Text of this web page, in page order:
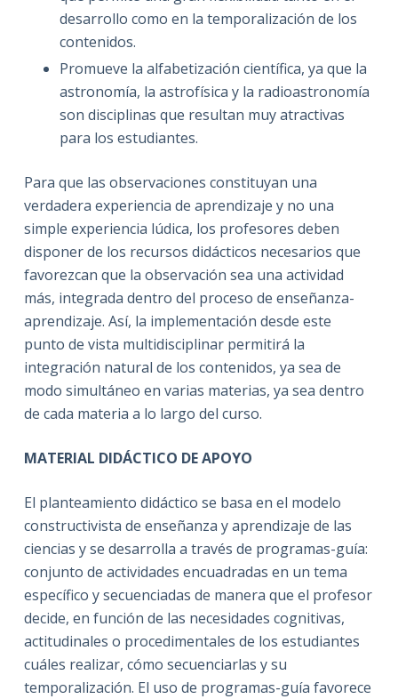
desarrollo como en la temporalización de los
contenidos.
Promueve la alfabetización científica, ya que la
astronomía, la astrofísica y la radioastronomía
son disciplinas que resultan muy atractivas
para los estudiantes.
Para que las observaciones constituyan una
verdadera experiencia de aprendizaje y no una
simple experiencia lúdica, los profesores deben
disponer de los recursos didácticos necesarios que
favorezcan que la observación sea una actividad
más, integrada dentro del proceso de enseñanza-
aprendizaje. Así, la implementación desde este
punto de vista multidisciplinar permitirá la
integración natural de los contenidos, ya sea de
modo simultáneo en varias materias, ya sea dentro
de cada materia a lo largo del curso.
MATERIAL DIDÁCTICO DE APOYO
El planteamiento didáctico se basa en el modelo
constructivista de enseñanza y aprendizaje de las
ciencias y se desarrolla a través de programas-guía:
conjunto de actividades encuadradas en un tema
específico y secuenciadas de manera que el profesor
decide, en función de las necesidades cognitivas,
actitudinales o procedimentales de los estudiantes
cuáles realizar, cómo secuenciarlas y su
temporalización. El uso de programas-guía favorece